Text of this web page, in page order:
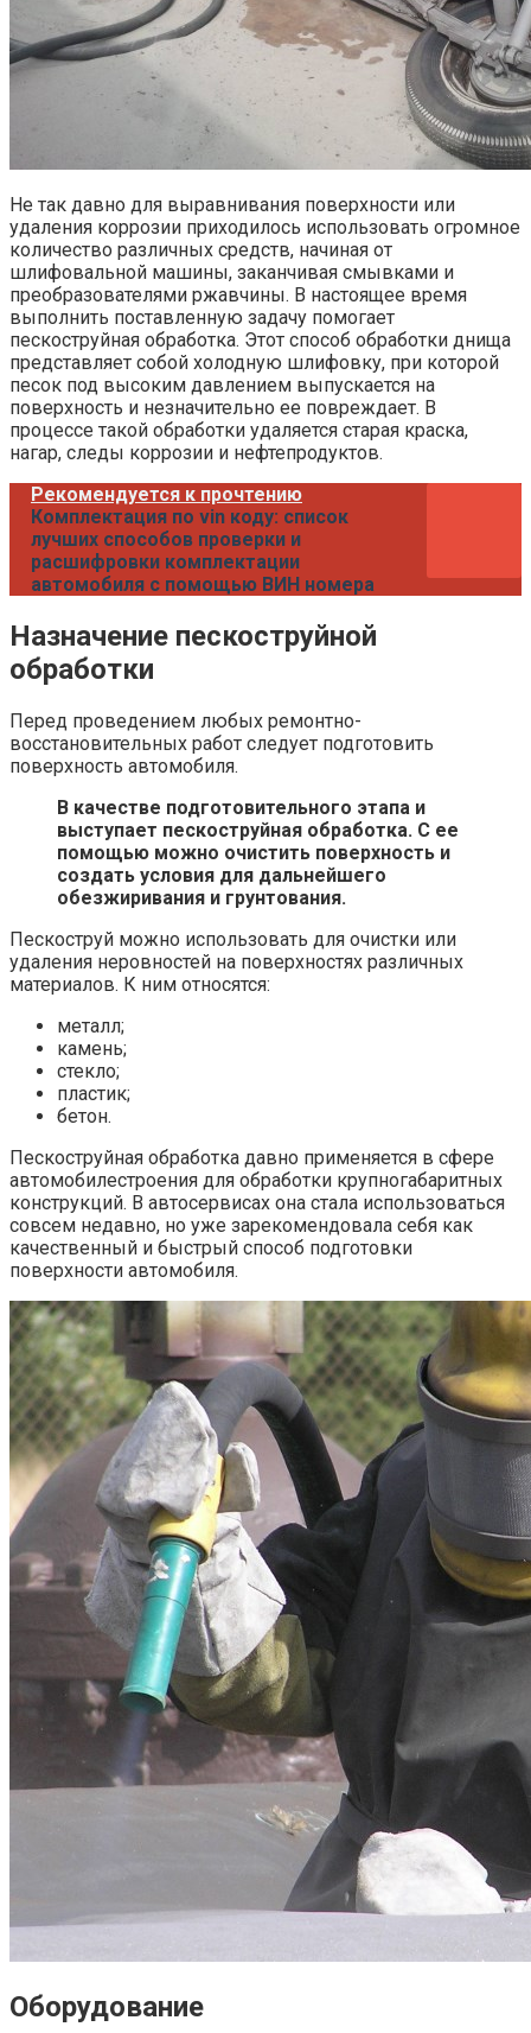
Не так давно для выравнивания поверхности или
удаления коррозии приходилось использовать огромное
количество различных средств, начиная от
шлифовальной машины, заканчивая смывками и
преобразователями ржавчины. В настоящее время
выполнить поставленную задачу помогает
пескоструйная обработка. Этот способ обработки днища
представляет собой холодную шлифовку, при которой
песок под высоким давлением выпускается на
поверхность и незначительно ее повреждает. В
процессе такой обработки удаляется старая краска,
нагар, следы коррозии и нефтепродуктов.
Рекомендуется к прочтению
Комплектация по vin коду: список
лучших способов проверки и
расшифровки комплектации
автомобиля с помощью ВИН номера
Назначение пескоструйной
обработки
Перед проведением любых ремонтно-
восстановительных работ следует подготовить
поверхность автомобиля.
В качестве подготовительного этапа и
выступает пескоструйная обработка. С ее
помощью можно очистить поверхность и
создать условия для дальнейшего
обезжиривания и грунтования.
Пескоструй можно использовать для очистки или
удаления неровностей на поверхностях различных
материалов. К ним относятся:
металл;
камень;
стекло;
пластик;
бетон.
Пескоструйная обработка давно применяется в сфере
автомобилестроения для обработки крупногабаритных
конструкций. В автосервисах она стала использоваться
совсем недавно, но уже зарекомендовала себя как
качественный и быстрый способ подготовки
поверхности автомобиля.
Оборудование